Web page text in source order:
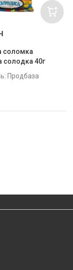
соломка
солодка 40г
Продбаза